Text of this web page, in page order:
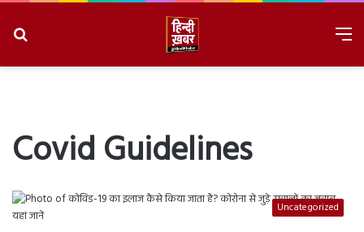
Covid Guidelines
Uncategorized